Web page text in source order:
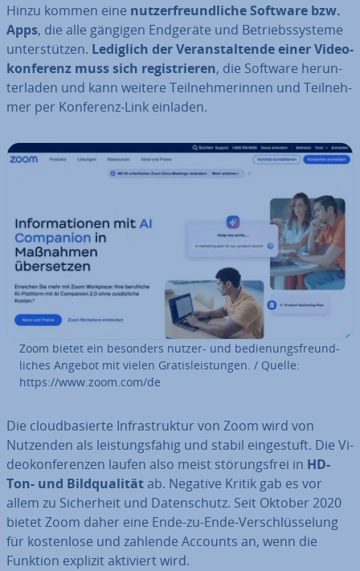
Hinzu kommen eine nut­zer­freund­li­che Software bzw.
Apps, die alle gängigen Endgeräte und Be­triebs­sys­te­me
un­ter­stüt­zen. Lediglich der Ver­an­stal­ten­de einer Vi­deo­
kon­fe­renz muss sich re­gis­trie­ren, die Software her­un­
ter­la­den und kann weitere Teil­neh­me­rin­nen und Teil­neh­
mer per Konferenz-Link einladen.
Zoom bietet ein besonders nutzer- und be­die­nungs­freund­
li­ches Angebot mit vielen Gra­tis­leis­tun­gen. / Quelle:
https://www.zoom.com/de
Die cloud­ba­sier­te In­fra­struk­tur von Zoom wird von
Nutzenden als leis­tungs­fä­hig und stabil ein­ge­stuft. Die Vi­
deo­kon­fe­ren­zen laufen also meist stö­rungs­frei in HD-
Ton- und Bild­qua­li­tätab. Negative Kritik gab es vor
allem zu Si­cher­heit und Da­ten­schutz. Seit Oktober 2020
bietet Zoom daher eine Ende-zu-Ende-Ver­schlüs­se­lung
für kos­ten­lo­se und zahlende Accounts an, wenn die
Funktion explizit aktiviert wird.